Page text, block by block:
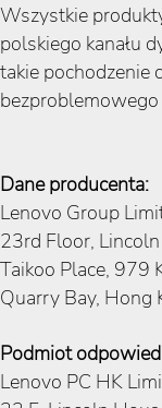
Wszystkie
polskiego kanału
takie pochodzenie
Dane producenta:
Lenovo Group
23rd Floor,
Taikoo Place, 979
Quarry Bay, Hong
Podmiot
Lenovo PC HK